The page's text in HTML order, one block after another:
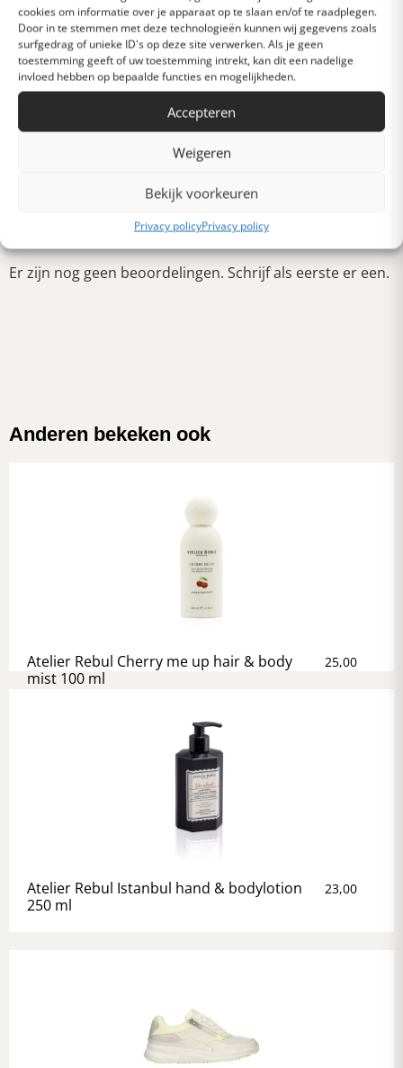
cookies om informatie over je apparaat op te slaan en/of te raadplegen.
Door in te stemmen met deze technologieën kunnen wij gegevens zoals
surfgedrag of unieke ID's op deze site verwerken. Als je geen
toestemming geeft of uw toestemming intrekt, kan dit een nadelige
invloed hebben op bepaalde functies en mogelijkheden.
Accepteren
Weigeren
Bekijk voorkeuren
Privacy policyPrivacy policy
Gemiddeld
Slecht
Schrijf een review
Er zijn nog geen beoordelingen. Schrijf als eerste er een.
Anderen bekeken ook
Atelier Rebul Cherry me up hair & body
mist 100 ml
25,00
Atelier Rebul Istanbul hand & bodylotion
250 ml
23,00